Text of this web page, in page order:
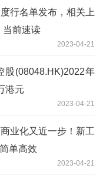
行名单发布，相关上
当前速读
2023-04-21
股(08048.HK)2022年
港元
2023-04-21
业化又近一步！新工
单高效
2023-04-21